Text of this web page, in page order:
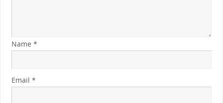
Name *
Email *